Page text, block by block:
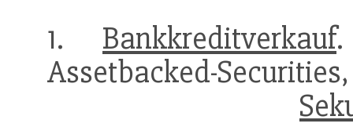
1. Bankkreditverkauf
Assetbacked-